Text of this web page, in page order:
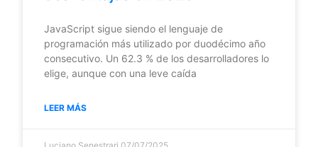
JavaScript sigue siendo el lenguaje de
programación más utilizado por duodécimo año
consecutivo. Un 62.3 % de los desarrolladores lo
elige, aunque con una leve caída
LEER MÁS